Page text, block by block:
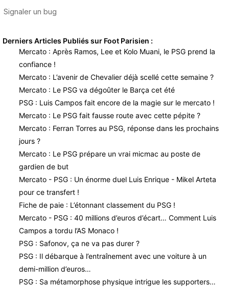
Derniers Articles Publiés sur Foot Parisien :
Mercato : Après Ramos, Lee et Kolo Muani, le PSG prend la
confiance !
Mercato : L’avenir de Chevalier déjà scellé cette semaine ?
Mercato : Le PSG va dégoûter le Barça cet été
PSG : Luis Campos fait encore de la magie sur le mercato !
Mercato : Le PSG fait fausse route avec cette pépite ?
Mercato : Ferran Torres au PSG, réponse dans les prochains
jours ?
Mercato : Le PSG prépare un vrai micmac au poste de
gardien de but
Mercato - PSG : Un énorme duel Luis Enrique - Mikel Arteta
pour ce transfert !
Fiche de paie : L’étonnant classement du PSG !
Mercato - PSG : 40 millions d’euros d’écart… Comment Luis
Campos a tordu l’AS Monaco !
PSG : Safonov, ça ne va pas durer ?
PSG : Il débarque à l’entraînement avec une voiture à un
demi-million d’euros…
PSG : Sa métamorphose physique intrigue les supporters…